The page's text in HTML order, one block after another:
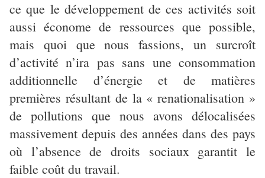
ce que le développement de ces activités soit
aussi économe de ressources que possible,
mais quoi que nous fassions, un surcroît
d’activité n’ira pas sans une consommation
additionnelle d’énergie et de matières
premières résultant de la « renationalisation »
de pollutions que nous avons délocalisées
massivement depuis des années dans des pays
où l’absence de droits sociaux garantit le
faible coût du travail.